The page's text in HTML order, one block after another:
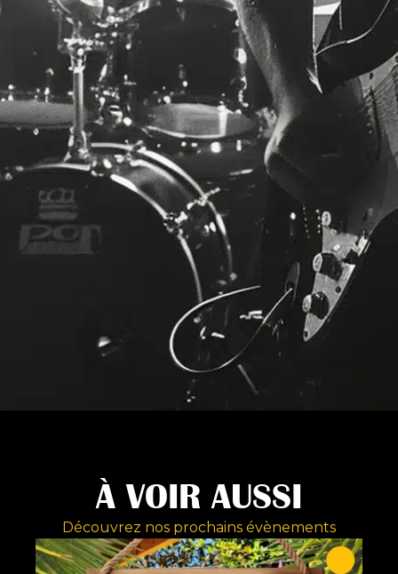
À VOIR AUSSI
Découvrez nos prochains évènements